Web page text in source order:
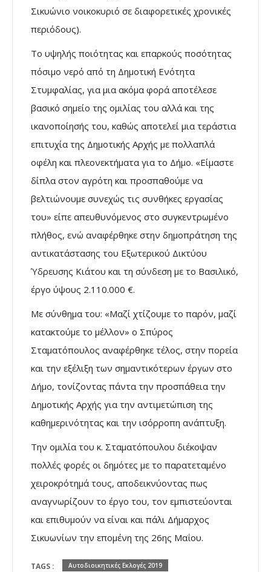
Σικυώνιο νοικοκυριό σε διαφορετικές χρονικές
περιόδους).
Το υψηλής ποιότητας και επαρκούς ποσότητας
πόσιμο νερό από τη Δημοτική Ενότητα
Στυμφαλίας, για μια ακόμα φορά αποτέλεσε
βασικό σημείο της ομιλίας του αλλά και της
ικανοποίησής του, καθώς αποτελεί μια τεράστια
επιτυχία της Δημοτικής Αρχής με πολλαπλά
οφέλη και πλεονεκτήματα για το Δήμο. «Είμαστε
δίπλα στον αγρότη και προσπαθούμε να
βελτιώνουμε συνεχώς τις συνθήκες εργασίας
του» είπε απευθυνόμενος στο συγκεντρωμένο
πλήθος, ενώ αναφέρθηκε στην δημοπράτηση της
αντικατάστασης του Εξωτερικού Δικτύου
Ύδρευσης Κιάτου και τη σύνδεση με το Βασιλικό,
έργο ύψους 2.110.000 €.
Με σύνθημα του: «Μαζί χτίζουμε το παρόν, μαζί
κατακτούμε το μέλλον» ο Σπύρος
Σταματόπουλος αναφέρθηκε τέλος, στην πορεία
και την εξέλιξη των σημαντικότερων έργων στο
Δήμο, τονίζοντας πάντα την προσπάθεια την
Δημοτικής Αρχής για την αντιμετώπιση της
καθημερινότητας και την ισόρροπη ανάπτυξη.
Την ομιλία του κ. Σταματόπουλου διέκοψαν
πολλές φορές οι δημότες με το παρατεταμένο
χειροκρότημά τους, αποδεικνύοντας πως
αναγνωρίζουν το έργο του, τον εμπιστεύονται
και επιθυμούν να είναι και πάλι Δήμαρχος
Σικυωνίων την επομένη της 26ης Μαΐου.
TAGS :
Αυτοδιοικητικές Εκλογές 2019